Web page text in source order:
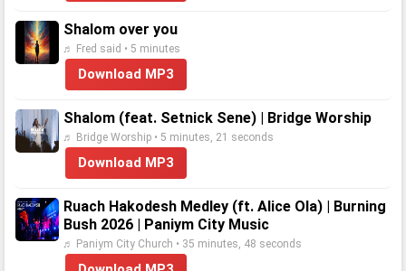
Shalom over you
♬ Fred said • 5 minutes
Download MP3
Shalom (feat. Setnick Sene) | Bridge Worship
♬ Bridge Worship • 5 minutes, 21 seconds
Download MP3
Ruach Hakodesh Medley (ft. Alice Ola) | Burning
Bush 2026 | Paniym City Music
♬ Paniym City Church • 35 minutes, 48 seconds